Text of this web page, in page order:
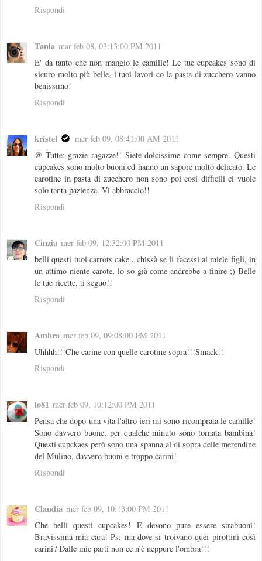
Rispondi
Tania mar feb 08, 03:13:00 PM 2011
E' da tanto che non mangio le camille! Le tue cupcakes sono di
sicuro molto più belle, i tuoi lavori co la pasta di zucchero vanno
benissimo!
Rispondi
kristel
mer feb 09, 08:41:00 AM 2011
@ Tutte: grazie ragazze!! Siete dolcissime come sempre. Questi
cupcakes sono molto buoni ed hanno un sapore molto delicato. Le
carotine in pasta di zucchero non sono poi cosi difficili ci vuole
solo tanta pazienza. Vi abbraccio!!
Rispondi
Cinzia mer feb 09, 12:32:00 PM 2011
belli questi tuoi carrots cake.. chissà se li facessi ai mieie figli, in
un attimo niente carote, lo so già come andrebbe a finire ;) Belle
le tue ricette, ti seguo!!
Rispondi
Ambra mer feb 09, 09:08:00 PM 2011
Uhhhh!!!Che carine con quelle carotine sopra!!!Smack!!
Rispondi
lo81 mer feb 09, 10:12:00 PM 2011
Pensa che dopo una vita l'altro ieri mi sono ricomprata le camille!
Sono davvero buone, per qualche minuto sono tornata bambina!
Questi cupckaes però sono una spanna al di sopra delle merendine
del Mulino, davvero buoni e troppo carini!
Rispondi
Claudia mer feb 09, 10:13:00 PM 2011
Che belli questi cupcakes! E devono pure essere strabuoni!
Bravissima mia cara! Ps: ma dove si troivano quei pirottini così
carini? Dalle mie parti non ce n'è neppure l'ombra!!!